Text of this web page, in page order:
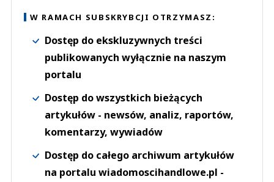
W RAMACH SUBSKRYBCJI OTRZYMASZ:
Dostęp do ekskluzywnych treści
publikowanych wyłącznie na naszym
portalu
Dostęp do wszystkich bieżących
artykułów - newsów, analiz, raportów,
komentarzy, wywiadów
Dostęp do całego archiwum artykułów
na portalu wiadomoscihandlowe.pl -